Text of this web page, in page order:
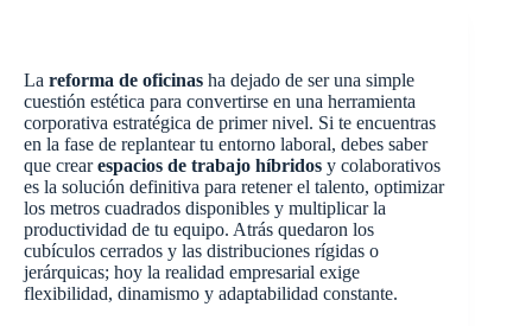
La reforma de oficinas ha dejado de ser una simple
cuestión estética para convertirse en una herramienta
corporativa estratégica de primer nivel. Si te encuentras
en la fase de replantear tu entorno laboral, debes saber
que crearespacios de trabajo híbridos y colaborativos
es la solución definitiva para retener el talento, optimizar
los metros cuadrados disponibles y multiplicar la
productividad de tu equipo. Atrás quedaron los
cubículos cerrados y las distribuciones rígidas o
jerárquicas; hoy la realidad empresarial exige
flexibilidad, dinamismo y adaptabilidad constante.